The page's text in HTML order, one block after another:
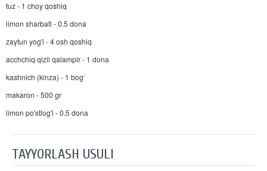
tuz - 1 choy qoshiq
limon sharbati - 0.5 dona
zaytun yog'i - 4 osh qoshiq
acchchiq qizil qalampir - 1 dona
kashnich (kinza) - 1 bog‘
makaron - 500 gr
limon po'stlog'i - 0.5 dona
TAYYORLASH USULI